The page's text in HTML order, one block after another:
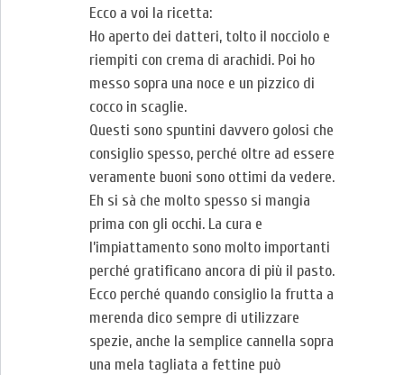
Ecco a voi la ricetta:
Ho aperto dei datteri, tolto il nocciolo e
riempiti con crema di arachidi. Poi ho
messo sopra una noce e un pizzico di
cocco in scaglie.
Questi sono spuntini davvero golosi che
consiglio spesso, perché oltre ad essere
veramente buoni sono ottimi da vedere.
Eh si sà che molto spesso si mangia
prima con gli occhi. La cura e
l’impiattamento sono molto importanti
perché gratificano ancora di più il pasto.
Ecco perché quando consiglio la frutta a
merenda dico sempre di utilizzare
spezie, anche la semplice cannella sopra
una mela tagliata a fettine può